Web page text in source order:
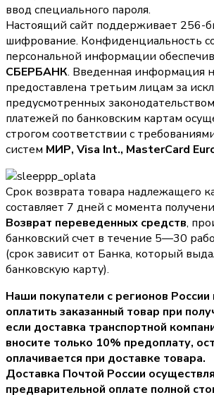
ввод специального пароля.
Настоящий сайт поддерживает 256-
шифрование. Конфиденциальность
персональной информации
СБЕРБАНК. Введенная информация
предоставлена третьим лицам за
предусмотренных
платежей по банковским картам
строгом соответствии с
систем МИР, Visa Int., MasterCard
Срок возврата товара надлежащего
составляет 7 дней с момента
Возврат переведенных средств,
банковский счет в течение 5—30
(срок зависит от Банка, который
банковскую карту).
Наши покупатели с регионов России
оплатить заказанный товар при
если доставка транспортной
вносите только 10% предоплату,
оплачивается при доставке товара.
Доставка Почтой России
предварительной оплате полной